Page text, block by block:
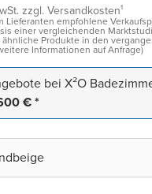
zzgl. Versandkosten¹
Lieferanten empfohlene
einer vergleichenden
Produkte in den
Informationen auf Anfrage)
bei X²O
€ *